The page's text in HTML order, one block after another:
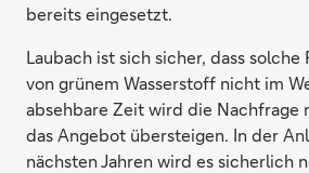
bereits eingesetzt.
Laubach ist sich sicher, dass
von grünem Wasserstoff nicht im
absehbare Zeit wird die Nachfrage
das Angebot übersteigen. In der
nächsten Jahren wird es sicherlich